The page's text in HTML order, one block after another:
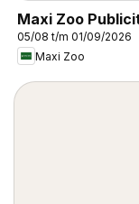
Maxi Zoo
05/08 t/m 01/09/2026
Maxi Zoo